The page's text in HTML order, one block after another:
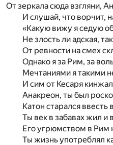
От зеркала сюда взгляни,
И слушай, что ворчит,
«Какую вижу я седую
Не злость ли адская,
От ревности на смех
Однако я за Рим, за
Мечтаниями я такими
И сим от Кесаря
Анакреон, ты был
Катон старался ввесть
Ты век в забавах жил и
Его угрюмством в Рим
Ты жизнь употреблял